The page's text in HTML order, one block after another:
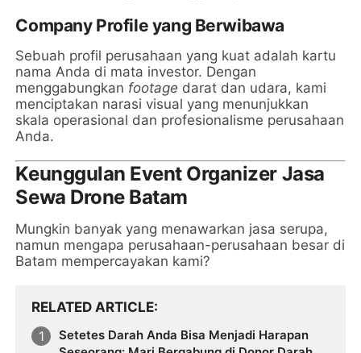
Company Profile yang Berwibawa
Sebuah profil perusahaan yang kuat adalah kartu
nama Anda di mata investor. Dengan
menggabungkan footage darat dan udara, kami
menciptakan narasi visual yang menunjukkan
skala operasional dan profesionalisme perusahaan
Anda.
Keunggulan Event Organizer Jasa
Sewa Drone Batam
Mungkin banyak yang menawarkan jasa serupa,
namun mengapa perusahaan-perusahaan besar di
Batam mempercayakan kami?
RELATED ARTICLE
Setetes Darah Anda Bisa Menjadi Harapan